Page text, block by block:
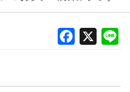
Facebook